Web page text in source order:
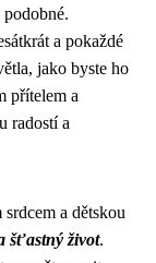
a pokaždé
jako byste ho
přítelem a
radostí a
a dětskou
šťastný život.